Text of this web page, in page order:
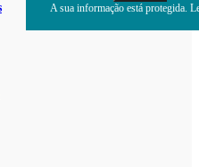
A sua informação está protegida.